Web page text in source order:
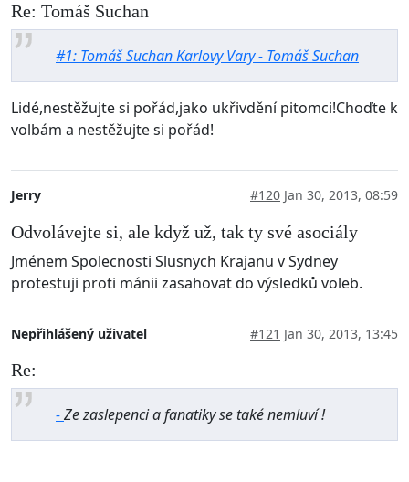
Re: Tomáš Suchan
#1: Tomáš Suchan Karlovy Vary - Tomáš Suchan
Lidé,nestěžujte si pořád,jako ukřivdění pitomci!Choďte k
volbám a nestěžujte si pořád!
Jerry #120 Jan 30, 2013, 08:59
Odvolávejte si, ale když už, tak ty své asociály
Jménem Spolecnosti Slusnych Krajanu v Sydney
protestuji proti mánii zasahovat do výsledků voleb.
Nepřihlášený uživatel #121 Jan 30, 2013, 13:45
Re:
-Ze zaslepenci a fanatiky se také nemluví !